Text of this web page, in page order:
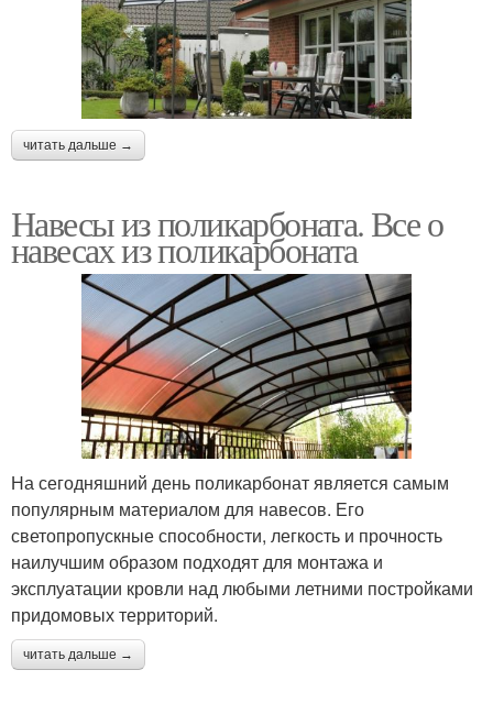
читать дальше →
Навесы из поликарбоната. Все о
навесах из поликарбоната
На сегодняшний день поликарбонат является самым
популярным материалом для навесов. Его
светопропускные способности, легкость и прочность
наилучшим образом подходят для монтажа и
эксплуатации кровли над любыми летними постройками
придомовых территорий.
читать дальше →